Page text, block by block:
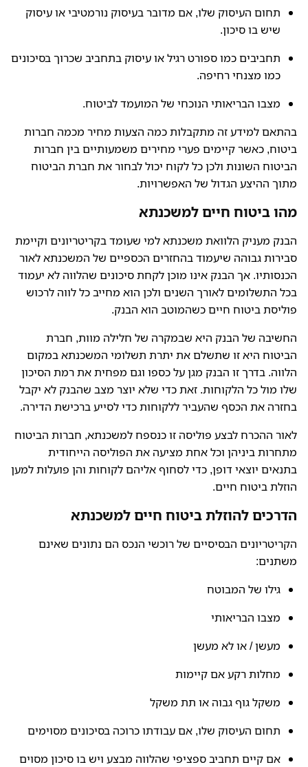
תחום העיסוק שלו, אם מדובר בעיסוק נורמטיבי או עיסוק
שיש בו סיכון.
תחביבים כמו ספורט רגיל או עיסוק בתחביב שכרוך בסיכונים
כמו מצנחי רחיפה.
מצבו הבריאותי הנוכחי של המועמד לביטוח.
בהתאם למידע זה מתקבלות כמה הצעות מחיר מכמה חברות
ביטוח, כאשר קיימים פערי מחירים משמעותיים בין חברות
הביטוח השונות ולכן כל לקוח יכול לבחור את חברת הביטוח
מתוך ההיצע הגדול של האפשרויות.
מהו ביטוח חיים למשכנתא
הבנק מעניק הלוואת משכנתא למי שעומד בקריטריונים וקיימת
סבירות גבוהה שיעמוד בהחזרים הכספיים של המשכנתא לאור
הכנסותיו. אך הבנק אינו מוכן לקחת סיכונים שהלווה לא יעמוד
בכל התשלומים לאורך השנים ולכן הוא מחייב כל לווה לרכוש
פוליסת ביטוח חיים כשהמוטב הוא הבנק.
החשיבה של הבנק היא שבמקרה של חלילה מוות, חברת
הביטוח היא זו שתשלם את יתרת תשלומי המשכנתא במקום
הלווה. בדרך זו הבנק מגן על כספו וגם מפחית את רמת הסיכון
שלו מול כל הלקוחות. זאת כדי שלא יוצר מצב שהבנק לא יקבל
בחזרה את הכסף שהעביר ללקוחות כדי לסייע ברכישת הדירה.
לאור ההכרח לבצע פוליסה זו כנספח למשכנתא, חברות הביטוח
מתחרות ביניהן וכל אחת מציעה את הפוליסה הייחודית
בתנאים יוצאי דופן, כדי לסחוף אליהם לקוחות והן פועלות למען
הוזלת ביטוח חיים.
הדרכים להוזלת ביטוח חיים למשכנתא
הקריטריונים הבסיסיים של רוכשי הנכס הם נתונים שאינם
משתנים:
גילו של המבוטח
מצבו הבריאותי
מעשן / או לא מעשן
מחלות רקע אם קיימות
משקל גוף גבוה או תת משקל
תחום העיסוק שלו, אם עבודתו כרוכה בסיכונים מסוימים
אם קיים תחביב ספציפי שהלווה מבצע ויש בו סיכון מסוים